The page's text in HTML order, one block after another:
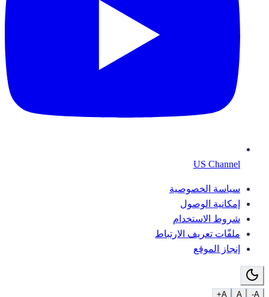
US Channel
سياسة الخصوصية
إمكانية الوصول
شروط الاستخدام
ملفّات تعريف الارتباط
إنجاز الموقع
A-
A
A+